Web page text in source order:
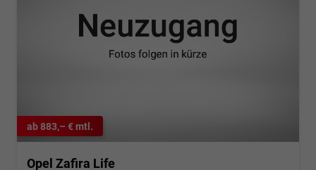
ab 883,– € mtl.
Opel Zafira Life